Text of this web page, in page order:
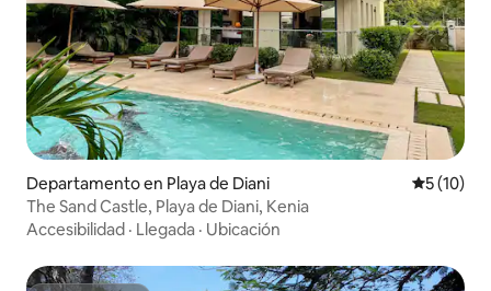
Departamento en Playa de Diani
5 (10)
The Sand Castle, Playa de Diani, Kenia
Accesibilidad · Llegada · Ubicación